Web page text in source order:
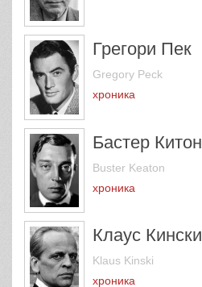
Грегори Пек
Gregory Peck
хроника
Бастер Китон
Buster Keaton
хроника
Клаус Кински
Klaus Kinski
хроника